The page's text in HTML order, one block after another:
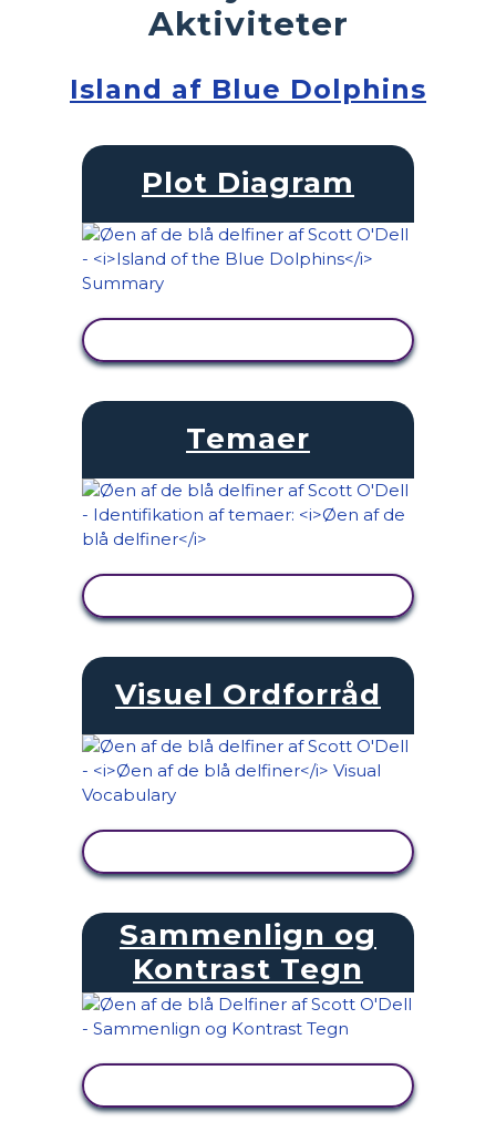
Aktiviteter
Island af Blue Dolphins
Plot Diagram
Temaer
Visuel Ordforråd
Sammenlign og
Kontrast Tegn